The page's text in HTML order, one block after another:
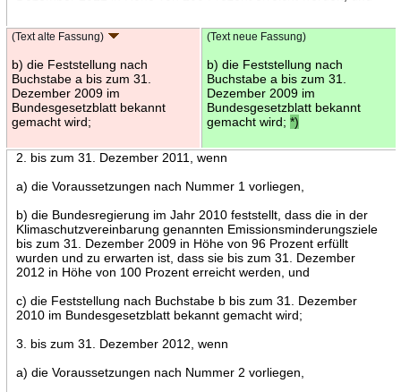
(Text alte Fassung)
b) die Feststellung nach
Buchstabe a bis zum 31.
Dezember 2009 im
Bundesgesetzblatt bekannt
gemacht wird;
(Text neue Fassung)
b) die Feststellung nach
Buchstabe a bis zum 31.
Dezember 2009 im
Bundesgesetzblatt bekannt
gemacht wird; *)
2. bis zum 31. Dezember 2011, wenn
a) die Voraussetzungen nach Nummer 1 vorliegen,
b) die Bundesregierung im Jahr 2010 feststellt, dass die in der
Klimaschutzvereinbarung genannten Emissionsminderungsziele
bis zum 31. Dezember 2009 in Höhe von 96 Prozent erfüllt
wurden und zu erwarten ist, dass sie bis zum 31. Dezember
2012 in Höhe von 100 Prozent erreicht werden, und
c) die Feststellung nach Buchstabe b bis zum 31. Dezember
2010 im Bundesgesetzblatt bekannt gemacht wird;
3. bis zum 31. Dezember 2012, wenn
a) die Voraussetzungen nach Nummer 2 vorliegen,